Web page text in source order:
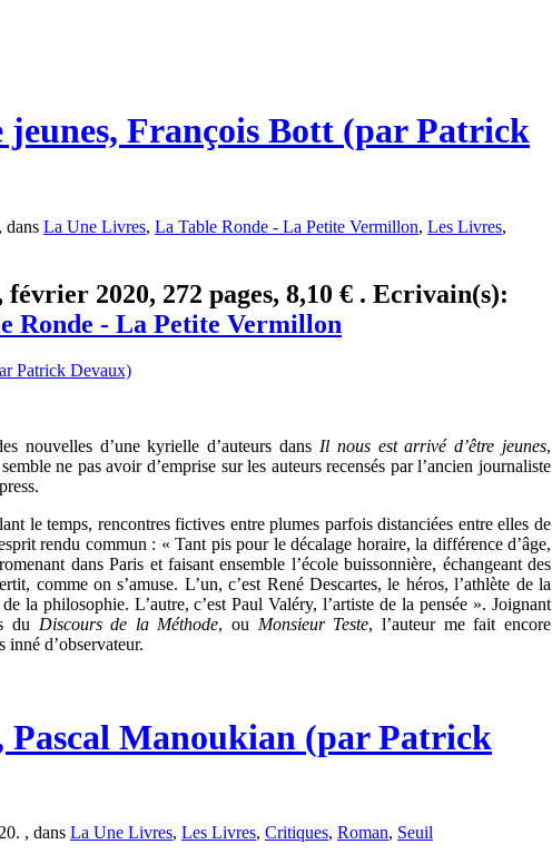
jeunes, François Bott (par Patrick
dans La Une Livres, La Table Ronde - La Petite Vermillon, Les Livres,
2020, 272 pages, 8,10 € . Ecrivain(s):
Ronde - La Petite Vermillon
nouvelles d’une kyrielle d’auteurs dans Il nous est arrivé d’être jeunes,
ne pas avoir d’emprise sur les auteurs recensés par l’ancien journaliste
le temps, rencontres fictives entre plumes parfois distanciées entre elles de
rendu commun : « Tant pis pour le décalage horaire, la différence d’âge,
dans Paris et faisant ensemble l’école buissonnière, échangeant des
comme on s’amuse. L’un, c’est René Descartes, le héros, l’athlète de la
la philosophie. L’autre, c’est Paul Valéry, l’artiste de la pensée ». Joignant
du Discours de la Méthode, ou Monsieur Teste, l’auteur me fait encore
inné d’observateur.
Pascal Manoukian (par Patrick
, dans La Une Livres, Les Livres, Critiques, Roman, Seuil